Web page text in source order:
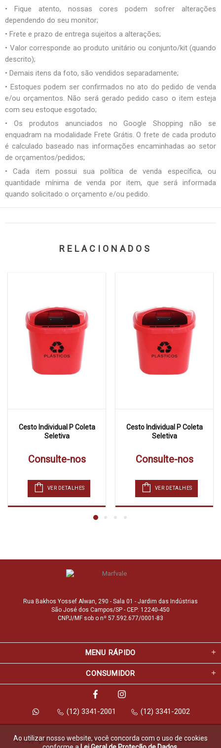
• Fique atento, nossas cores podem sofrer alterações
dependendo do seu monitor;
• Frete e prazo de entrega sujeitos a alterações;
• Valor corresponde ao produto unitário ou conjunto/kit (quando
descrito);
• Demais itens da foto, são vendidos separadamente;
• Estoques podem ser confirmados no ato do pedido de venda
e/ou orçamentos. Não será gerado pedido caso o item esteja
com seu estoque esgotado;
• Os produtos anunciados no Google Shopping não se
enquadram na modalidade Frete Grátis. O frete de cada produto
é calculado baseado nas informações encaminhadas ao setor
de orçamentos/pedidos;
• Cada item possui sua política de venda específica, ou
quantidade mínima de venda por item, que será informada
quando solicitado o orçamento e/ou pedido.
RELACIONADOS
Cesto Individual P Coleta
Seletiva
Consulte-nos
VER DETALHES
Cesto Individual P Coleta
Seletiva
Consulte-nos
VER DETALHES
Rua Bakhos Yossef Alwan, 290 - Sala 01 - Jardim das Indústrias
São José dos Campos/SP - CEP: 12240-450
CNPJ/MF sob o nº 57.592.677/0001-83
MENU RÁPIDO
CONSUMIDOR
(12) 3341-2001 (12) 3341-2002
© Copyright 2026 Marfvale Móveis para Escritório. Todos os direitos
Ao utilizar nosso website, você concorda com o uso de cookies